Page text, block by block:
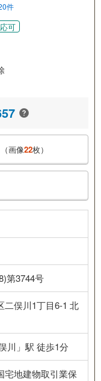
件
可
（画像22枚）
第3744号
二俣川1丁目6-1 北
川」駅 徒歩1分
地建物取引業保